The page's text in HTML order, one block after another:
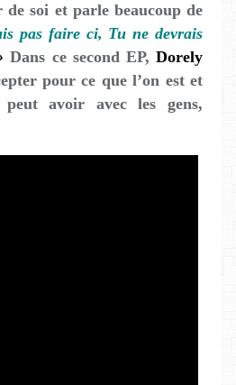
soi et parle beaucoup de
pas faire ci, Tu ne devrais
Dans ce second EP,Dorely
pour ce que l’on est et
avoir avec les gens,